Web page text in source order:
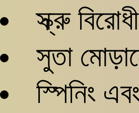
স্ক্রু
সুতা
স্পিনিং